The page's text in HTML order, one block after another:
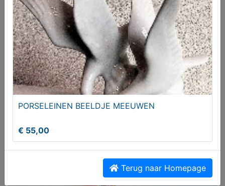
Casino express Mercedes Brekina HO
€ 20,00
PORSELEINEN BEELDJE MEEUWEN
€ 55,00
Terug naar Homepage